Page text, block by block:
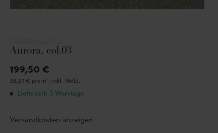
Aurora, col.03
199,50 €
38,37 € pro m² | inkl. MwSt.
Lieferzeit: 3 Werktage
Versandkosten anzeigen